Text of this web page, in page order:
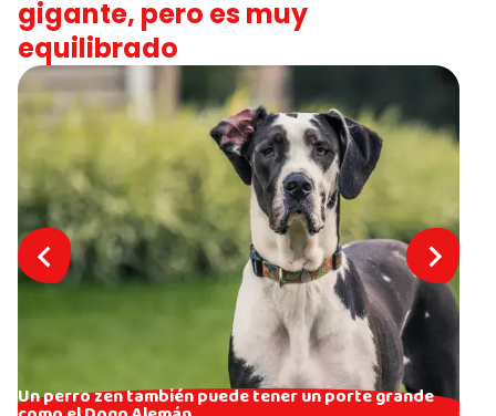
gigante, pero es muy
equilibrado
Un perro zen también puede tener un porte grande